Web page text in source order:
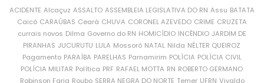
ACIDENTE Alcaçuz ASSALTO ASSEMBLEIA LEGISLATIVA DO RN Assu BATATA
Caicó CARAÚBAS Ceará CHUVA CORONEL AZEVEDO CRIME CRUZETA
currais novos Dilma Governo do RN HOMICÍDIO INCÊNDIO JARDIM DE
PIRANHAS JUCURUTU LULA Mossoró NATAL Nilda NÉLTER QUEIROZ
Pagamento PARAÍBA PARELHAS Parnamirim POLÍCIA POLÍCIA CIVIL
POLÍCIA MILITAR Política PRF RAFAEL MOTTA RN ROBERTO GERMANO
Robinson Faria Roubo SERRA NEGRA DO NORTE Temer UFRN Vivaldo